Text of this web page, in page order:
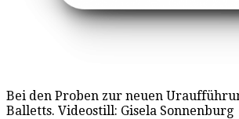
Bei den Proben zur neuen
Balletts. Videostill: Gisela Sonnenburg